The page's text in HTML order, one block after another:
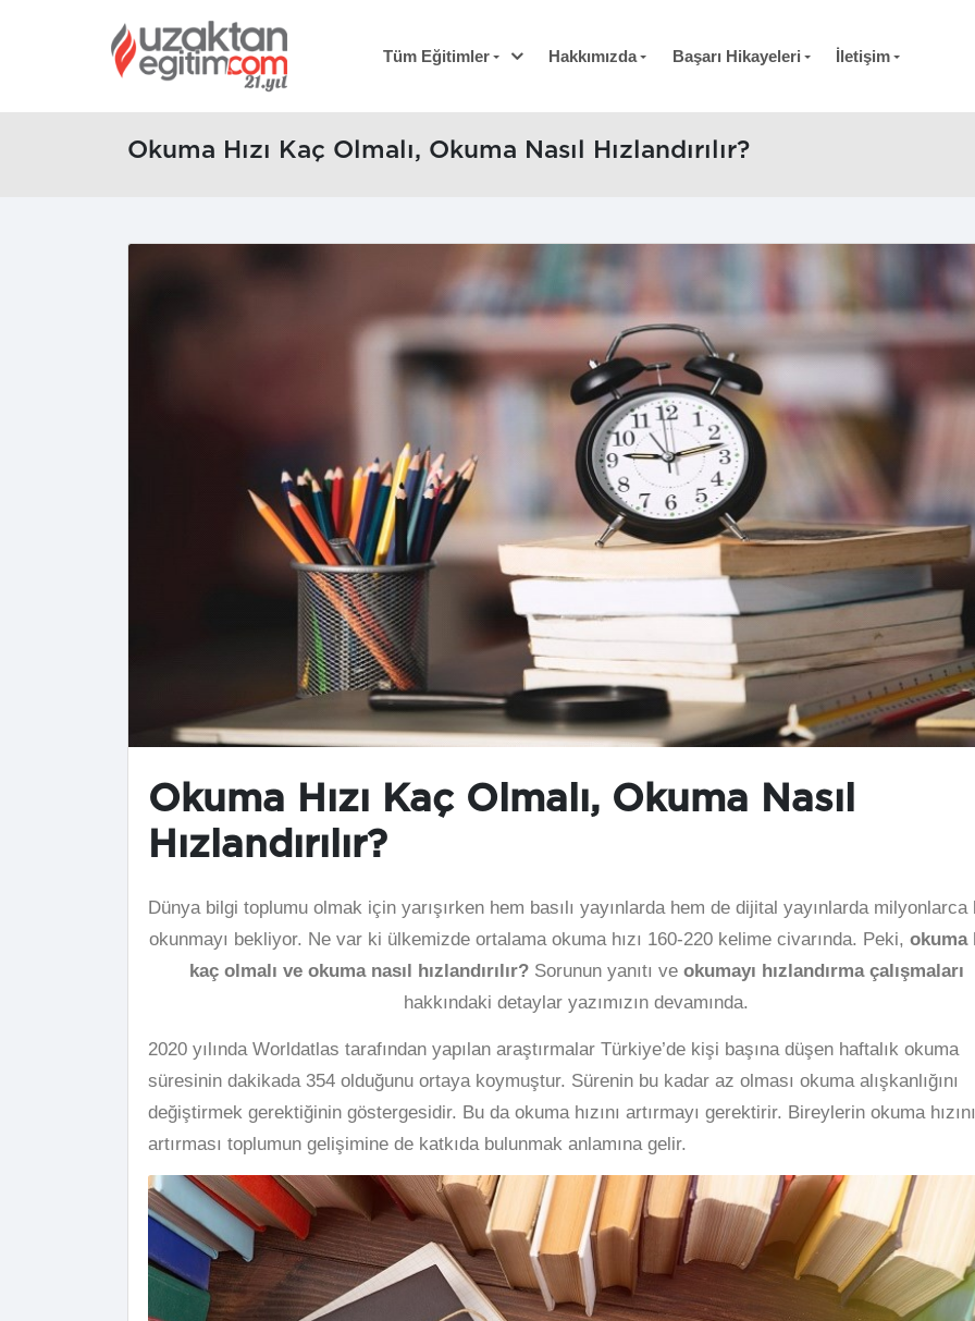
Tüm Eğitimler Hakkımızda Başarı Hikayeleri İletişim
Okuma Hızı Kaç Olmalı, Okuma Nasıl Hızlandırılır?
Okuma Hızı Kaç Olmalı, Okuma Nasıl
Hızlandırılır?
Dünya bilgi toplumu olmak için yarışırken hem basılı yayınlarda hem de dijital yayınlarda milyonlarca
okunmayı bekliyor. Ne var ki ülkemizde ortalama okuma hızı 160-220 kelime civarında. Peki, okuma
kaç olmalı ve okuma nasıl hızlandırılır?Sorunun yanıtı ve okumayı hızlandırma çalışmaları
hakkındaki detaylar yazımızın devamında.
2020 yılında Worldatlas tarafından yapılan araştırmalar Türkiye’de kişi başına düşen haftalık okuma
süresinin dakikada 354 olduğunu ortaya koymuştur. Sürenin bu kadar az olması okuma alışkanlığını
değiştirmek gerektiğinin göstergesidir. Bu da okuma hızını artırmayı gerektirir. Bireylerin okuma hızını
artırması toplumun gelişimine de katkıda bulunmak anlamına gelir.